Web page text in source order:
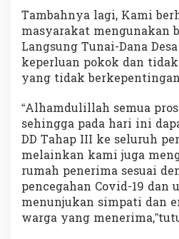
Tambahnya lagi, Kami
masyarakat mengunakan
Langsung Tunai-Dana
keperluan pokok dan
yang tidak
“Alhamdulillah semua
sehingga pada hari ini
DD Tahap III ke seluruh
melainkan kami juga
rumah penerima sesuai
pencegahan Covid-19 dan
menunjukan simpati dan
warga yang